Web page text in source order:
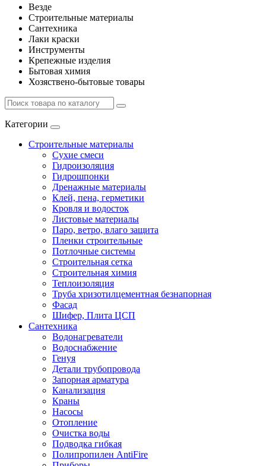
Везде
Строительные материалы
Сантехника
Лаки краски
Инструменты
Крепежные изделия
Бытовая химия
Хозяствено-бытовые товары
Категории
Строительные материалы
Сухие смеси
Гидроизоляция
Гидрошпонки
Дренажные материалы
Клей, пена, герметики
Кровля и водосток
Листовые материалы
Паро, ветро, влаго защита
Пленки строительные
Потлочные системы
Строительная сетка
Строительная химия
Теплоизоляция
Труба хризотилцементная безнапорная
Фасад
Шифер, Плита ЦСП
Сантехника
Водонагреватели
Водоснабжение
Генуя
Детали трубопровода
Запорная арматура
Канализация
Краны
Насосы
Отопление
Очистка воды
Подводка гибкая
Полипропилен AntiFire